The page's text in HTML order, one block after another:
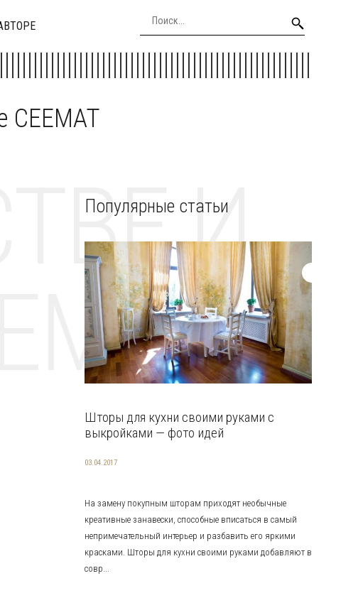
CEEMAT
И
Популярные статьи
Шторы для кухни своими руками с
выкройками — фото идей
03.04.2017
На замену покупным шторам приходят необычные
креативные занавески, способные вписаться в самый
непримечательный интерьер и разбавить его яркими
красками. Шторы для кухни своими руками добавляют в
совр...